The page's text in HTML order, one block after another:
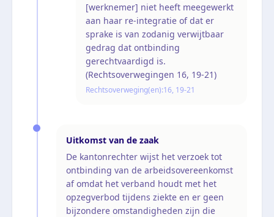
[werknemer] niet heeft meegewerkt
aan haar re-integratie of dat er
sprake is van zodanig verwijtbaar
gedrag dat ontbinding
gerechtvaardigd is.
(Rechtsoverwegingen 16, 19-21)
Rechtsoverweging(en):16, 19-21
Uitkomst van de zaak
De kantonrechter wijst het verzoek tot
ontbinding van de arbeidsovereenkomst
af omdat het verband houdt met het
opzegverbod tijdens ziekte en er geen
bijzondere omstandigheden zijn die